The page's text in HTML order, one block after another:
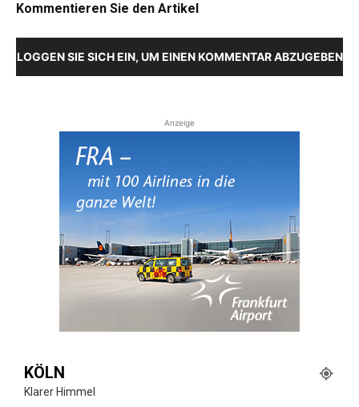
Kommentieren Sie den Artikel
LOGGEN SIE SICH EIN, UM EINEN KOMMENTAR ABZUGEBEN
Anzeige
KÖLN
Klarer Himmel